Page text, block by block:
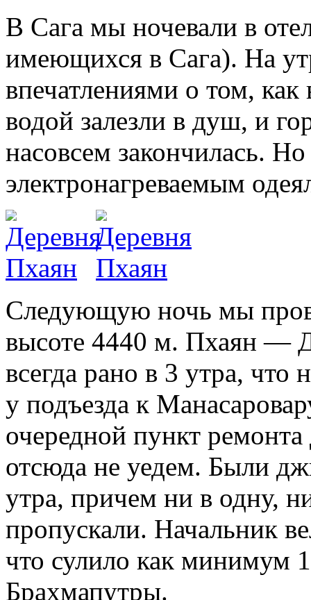
В Сага мы ночевали в
имеющихся в Сага). На
впечатлениями о том,
водой залезли в душ, и
насовсем закончилась.
электронагреваемым
Следующую ночь мы
высоте 4440 м. Пхаян —
всегда рано в 3 утра, что
у подъезда к
очередной пункт
отсюда не уедем. Были
утра, причем ни в одну,
пропускали. Начальник
что сулило как минимум
Брахмапутры.